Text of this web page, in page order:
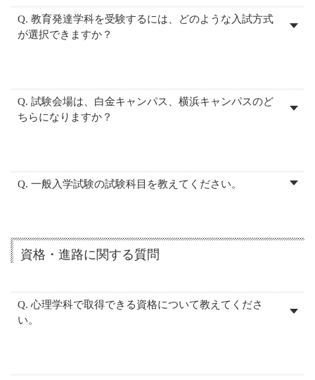
Q. 教育発達学科を受験するには、どのような入試方式
が選択できますか？
Q. 試験会場は、白金キャンパス、横浜キャンパスのど
ちらになりますか？
Q. 一般入学試験の試験科目を教えてください。
資格・進路に関する質問
Q. 心理学科で取得できる資格について教えてくださ
い。